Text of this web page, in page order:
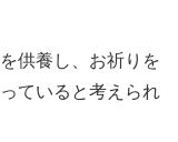
供養し、お祈りを
ていると考えられ